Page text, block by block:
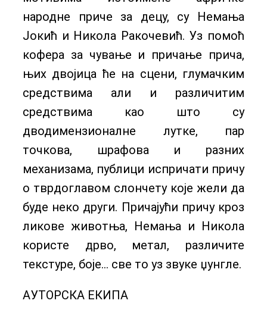
народне приче за децу, су Немања
Јокић и Никола Ракочевић. Уз помоћ
кофера за чување и причање прича,
њих двојица ће на сцени, глумачким
средствима али и различитим
средствима као што су
дводимензионалне лутке, пар
точкова, шрафова и разних
механизама, публици испричати причу
о тврдоглавом слончету које жели да
буде неко други. Причајући причу кроз
ликове животња, Немања и Никола
користе дрво, метал, различите
текстуре, боје… све то уз звуке џунгле.
АУТОРСКА ЕКИПА